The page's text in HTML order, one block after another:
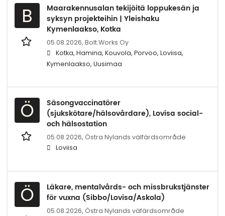
B
Maarakennusalan tekijöitä loppukesän ja
syksyn projekteihin | Yleishaku
Kymenlaakso, Kotka
05.08.2026, Bolt.Works Oy
Kotka, Hamina, Kouvola, Porvoo, Loviisa,
Kymenlaakso, Uusimaa
Ö
Säsongvaccinatörer
(sjukskötare/hälsovårdare), Lovisa social-
och hälsostation
05.08.2026, Östra Nylands välfärdsområde
Loviisa
Ö
Läkare, mentalvårds- och missbrukstjänster
för vuxna (Sibbo/Lovisa/Askola)
05.08.2026, Östra Nylands väfärdsområde